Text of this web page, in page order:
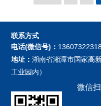
联系方式
电话(微信号)：
地址：湖南省湘潭市国家高
工业园内）
微信